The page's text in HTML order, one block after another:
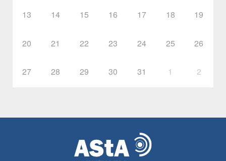
13 14 15 16 17 18 19
20 21 22 23 24 25 26
27 28 29 30 31 1 2